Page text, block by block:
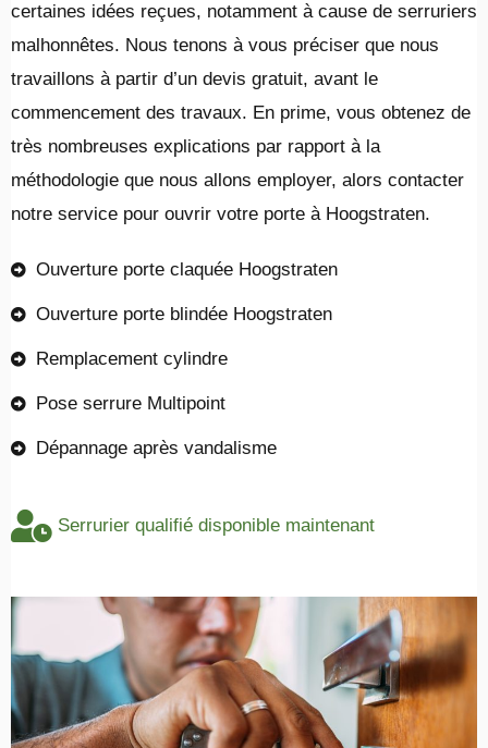
certaines idées reçues, notamment à cause de serruriers
malhonnêtes. Nous tenons à vous préciser que nous
travaillons à partir d’un devis gratuit, avant le
commencement des travaux. En prime, vous obtenez de
très nombreuses explications par rapport à la
méthodologie que nous allons employer, alors contacter
notre service pour ouvrir votre porte à Hoogstraten.
Ouverture porte claquée Hoogstraten
Ouverture porte blindée Hoogstraten
Remplacement cylindre
Pose serrure Multipoint
Dépannage après vandalisme
Serrurier qualifié disponible maintenant